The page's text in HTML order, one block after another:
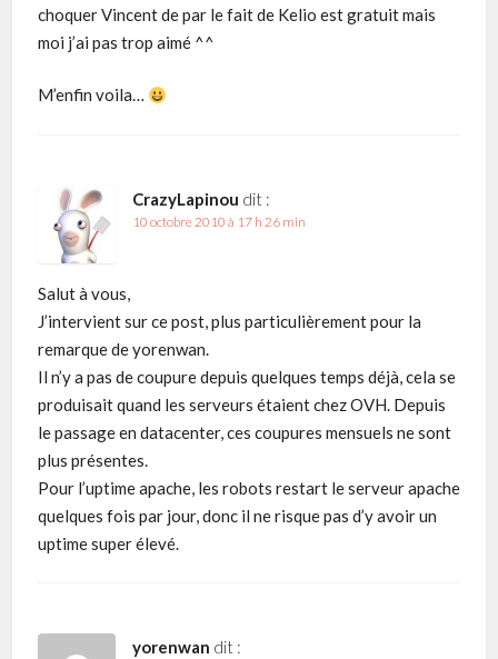
choquer Vincent de par le fait de Kelio est gratuit mais
moi j’ai pas trop aimé ^^
M’enfin voila…
CrazyLapinou dit :
10 octobre 2010 à 17 h 26 min
Salut à vous,
J’intervient sur ce post, plus particulièrement pour la
remarque de yorenwan.
Il n’y a pas de coupure depuis quelques temps déjà, cela se
produisait quand les serveurs étaient chez OVH. Depuis
le passage en datacenter, ces coupures mensuels ne sont
plus présentes.
Pour l’uptime apache, les robots restart le serveur apache
quelques fois par jour, donc il ne risque pas d’y avoir un
uptime super élevé.
yorenwan dit :